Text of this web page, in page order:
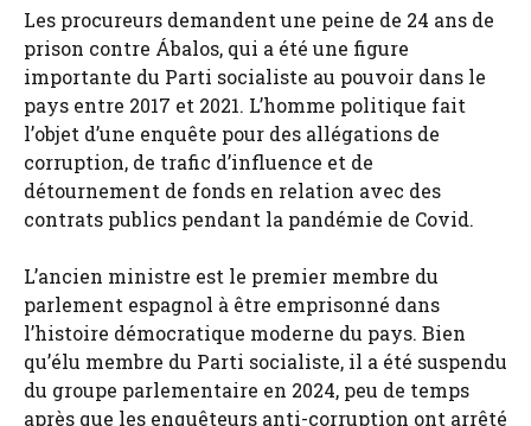
Les procureurs demandent une peine de 24 ans de
prison contre Ábalos, qui a été une figure
importante du Parti socialiste au pouvoir dans le
pays entre 2017 et 2021. L’homme politique fait
l’objet d’une enquête pour des allégations de
corruption, de trafic d’influence et de
détournement de fonds en relation avec des
contrats publics pendant la pandémie de Covid.
L’ancien ministre est le premier membre du
parlement espagnol à être emprisonné dans
l’histoire démocratique moderne du pays. Bien
qu’élu membre du Parti socialiste, il a été suspendu
du groupe parlementaire en 2024, peu de temps
après que les enquêteurs anti-corruption ont arrêté